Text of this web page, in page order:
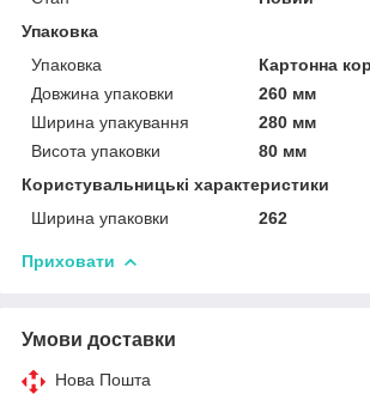
Упаковка
Упаковка
Картонна
Довжина упаковки
260 мм
Ширина упакування
280 мм
Висота упаковки
80 мм
Користувальницькі характеристики
Ширина упаковки
262
Приховати
Умови доставки
Нова Пошта